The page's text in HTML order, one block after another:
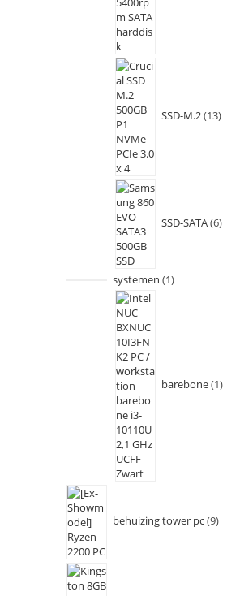
SSD-M.2 13
SSD-SATA 6
systemen 1
barebone 1
behuizing tower pc 9